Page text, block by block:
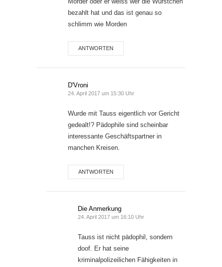
bezahlt hat und das ist genau so
schlimm wie Morden
ANTWORTEN
D'Vroni
24. April 2017 um 15:30 Uhr
Wurde mit Tauss eigentlich vor Gericht
gedealt!? Pädophile sind scheinbar
interessante Geschäftspartner in
manchen Kreisen.
ANTWORTEN
Die Anmerkung
24. April 2017 um 16:10 Uhr
Tauss ist nicht pädophil, sondern
doof. Er hat seine
kriminalpolizeilichen Fähigkeiten in